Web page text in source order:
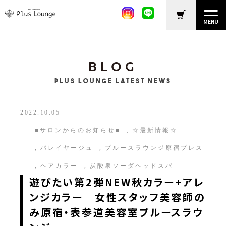
MENU
BLOG
Plus Lounge LATEST NEWS
2022.10.05
■サロンからのお知らせ■ ☆最新情報☆
バレイヤージュ プルースラウンジ原宿プレス
ヘアカラー 炭酸泉ソーダヘッドスパ
遊びたい第2弾NEW秋カラー+アレ
ンジカラー 女性スタッフ美容師の
み原宿・表参道美容室プルースラウ